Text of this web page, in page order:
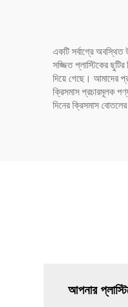
একটি সর্বাগ্রে
সজ্জিত প্লাস্টিকের
দিয়ে গেছে। আমাদের
ক্রিসমাস প্রচারমূলক
দিনের ক্রিসমাস
আপনার